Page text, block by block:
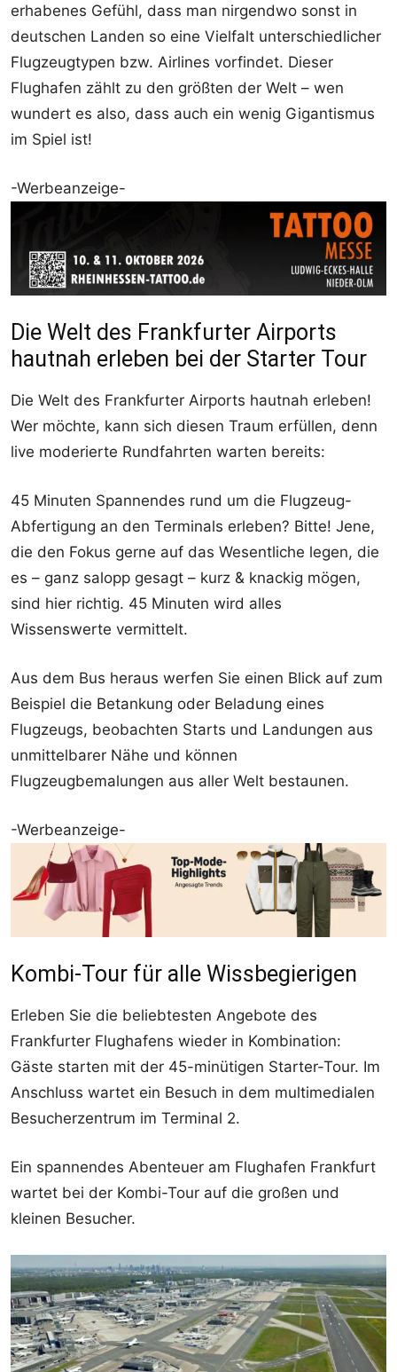
erhabenes Gefühl, dass man nirgendwo sonst in
deutschen Landen so eine Vielfalt unterschiedlicher
Flugzeugtypen bzw. Airlines vorfindet. Dieser
Flughafen zählt zu den größten der Welt – wen
wundert es also, dass auch ein wenig Gigantismus
im Spiel ist!
-Werbeanzeige-
Die Welt des Frankfurter Airports
hautnah erleben bei der Starter Tour
Die Welt des Frankfurter Airports hautnah erleben!
Wer möchte, kann sich diesen Traum erfüllen, denn
live moderierte Rundfahrten warten bereits:
45 Minuten Spannendes rund um die Flugzeug-
Abfertigung an den Terminals erleben? Bitte! Jene,
die den Fokus gerne auf das Wesentliche legen, die
es – ganz salopp gesagt – kurz & knackig mögen,
sind hier richtig. 45 Minuten wird alles
Wissenswerte vermittelt.
Aus dem Bus heraus werfen Sie einen Blick auf zum
Beispiel die Betankung oder Beladung eines
Flugzeugs, beobachten Starts und Landungen aus
unmittelbarer Nähe und können
Flugzeugbemalungen aus aller Welt bestaunen.
-Werbeanzeige-
Kombi-Tour für alle Wissbegierigen
Erleben Sie die beliebtesten Angebote des
Frankfurter Flughafens wieder in Kombination:
Gäste starten mit der 45-minütigen Starter-Tour. Im
Anschluss wartet ein Besuch in dem multimedialen
Besucherzentrum im Terminal 2.
Ein spannendes Abenteuer am Flughafen Frankfurt
wartet bei der Kombi-Tour auf die großen und
kleinen Besucher.